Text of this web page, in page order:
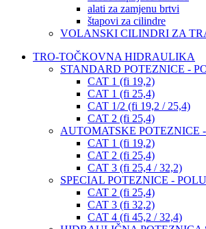
alati za zamjenu brtvi
štapovi za cilindre
VOLANSKI CILINDRI ZA
TRO-TOČKOVNA HIDRAULIKA
STANDARD POTEZNICE -
CAT 1 (fi 19,2)
CAT 1 (fi 25,4)
CAT 1/2 (fi 19,2 / 25,4)
CAT 2 (fi 25,4)
AUTOMATSKE POTEZNICE
CAT 1 (fi 19,2)
CAT 2 (fi 25,4)
CAT 3 (fi 25,4 / 32,2)
SPECIAL POTEZNICE -
CAT 2 (fi 25,4)
CAT 3 (fi 32,2)
CAT 4 (fi 45,2 / 32,4)